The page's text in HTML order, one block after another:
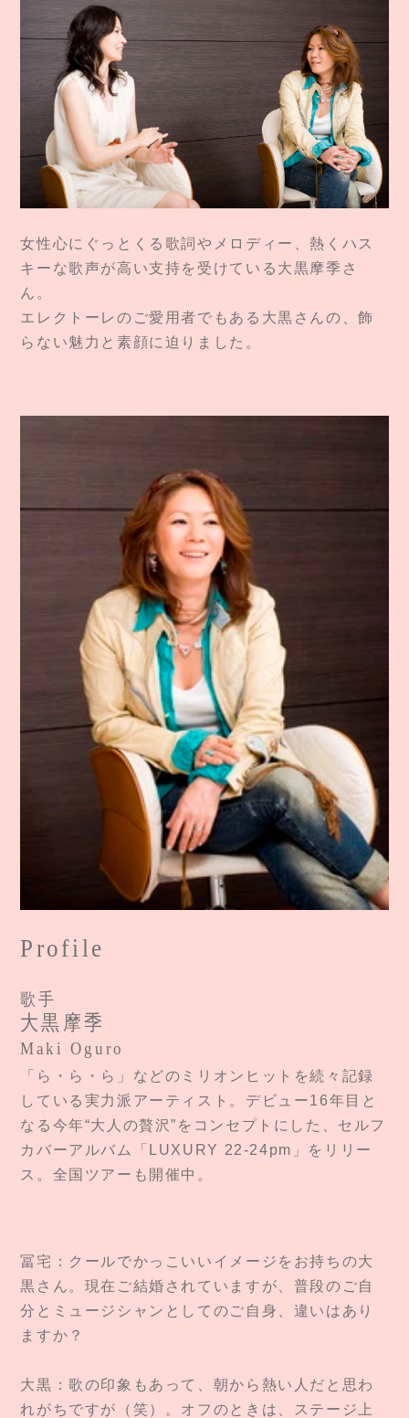
女性心にぐっとくる歌詞やメロディー、熱くハス
キーな歌声が高い支持を受けている大黒摩季さ
ん。
エレクトーレのご愛用者でもある大黒さんの、飾
らない魅力と素顔に迫りました。
Profile
歌手
大黒摩季
Maki Oguro
「ら・ら・ら」などのミリオンヒットを続々記録
している実力派アーティスト。デビュー16年目と
なる今年“大人の贅沢”をコンセプトにした、セルフ
カバーアルバム「LUXURY 22‐24pm」をリリー
ス。全国ツアーも開催中。
冨宅：クールでかっこいいイメージをお持ちの大
黒さん。現在ご結婚されていますが、普段のご自
分とミュージシャンとしてのご自身、違いはあり
ますか？
大黒：歌の印象もあって、朝から熱い人だと思わ
れがちですが（笑）。オフのときは、ステージ上